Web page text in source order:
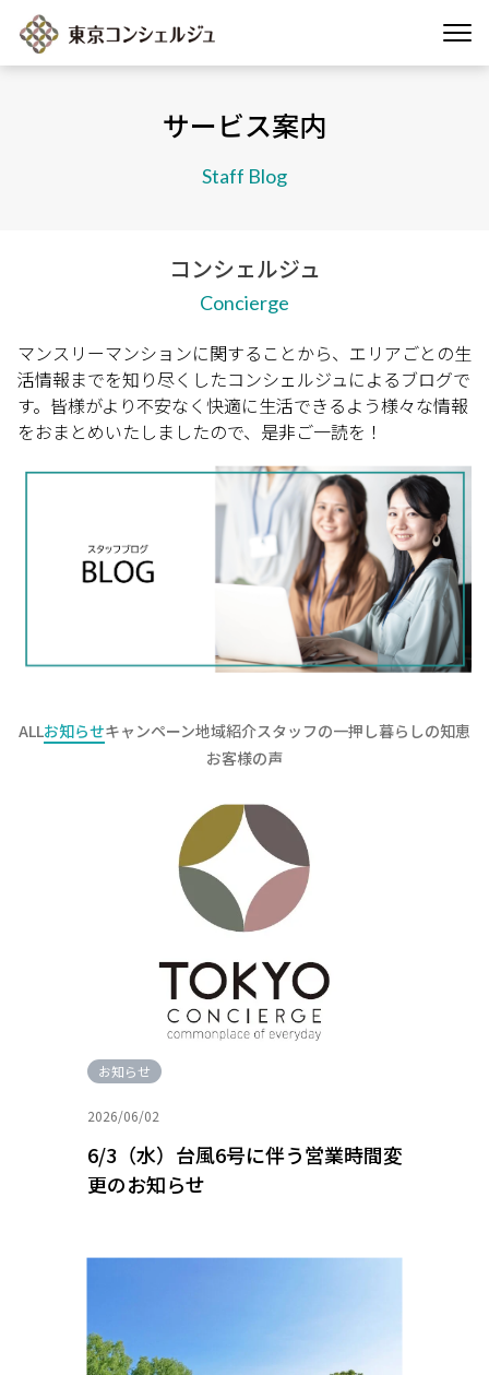
サービス案内
Staff Blog
コンシェルジュ
Concierge
マンスリーマンションに関することから、エリアごとの生
活情報までを知り尽くしたコンシェルジュによるブログで
す。皆様がより不安なく快適に生活できるよう様々な情報
をおまとめいたしましたので、是非ご一読を！
ALLお知らせキャンペーン地域紹介スタッフの一押し暮らしの知恵
お客様の声
お知らせ
2026/06/02
6/3（水）台風6号に伴う営業時間変
更のお知らせ